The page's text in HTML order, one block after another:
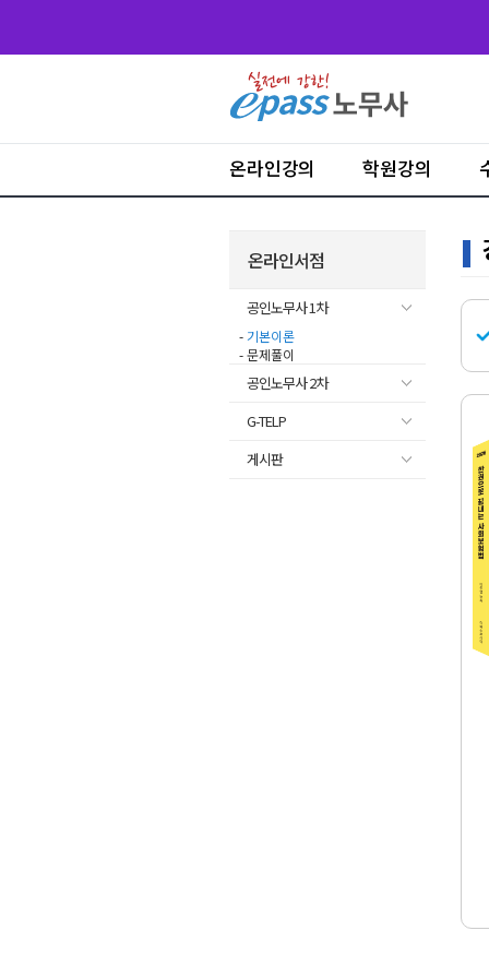
온라인강의 학원강의
온라인서점
공인노무사 1차
-기본이론
- 문제풀이
공인노무사 2차
G-TELP
게시판